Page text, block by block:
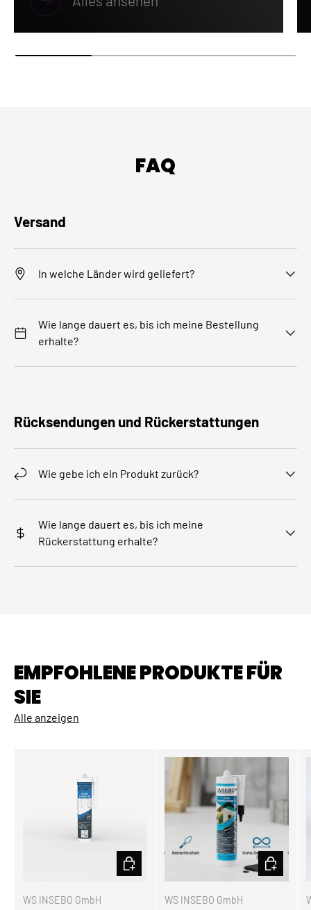
FAQ
Versand
In welche Länder wird geliefert?
Wie lange dauert es, bis ich meine Bestellung
erhalte?
Rücksendungen und Rückerstattungen
Wie gebe ich ein Produkt zurück?
Wie lange dauert es, bis ich meine
Rückerstattung erhalte?
EMPFOHLENE PRODUKTE FÜR
SIE
Alle anzeigen
WS INSEBO GmbH
OPTIONEN AUSWÄHLEN
WS INSEBO GmbH